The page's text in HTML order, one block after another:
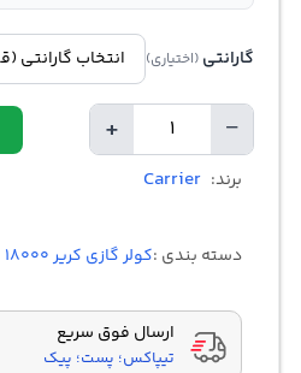
گارانتی (اختیاری)
−
Quantity
+
برند: Carrier
دسته بندی :کولر گازی کریر 18000
ارسال فوق سریع
تیپاکس؛ پست؛ پیک